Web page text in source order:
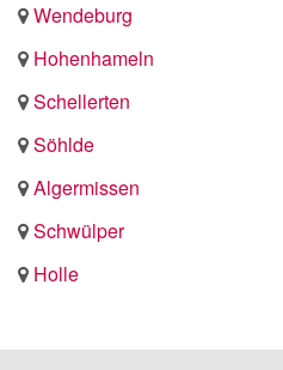
Wendeburg
Hohenhameln
Schellerten
Söhlde
Algermissen
Schwülper
Holle